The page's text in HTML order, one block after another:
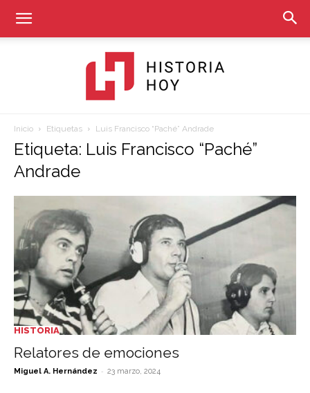
Historia
Hoy
Inicio Etiquetas Luis Francisco “Paché” Andrade
Etiqueta: Luis Francisco “Paché”
Andrade
HISTORIA
Relatores de emociones
Miguel A. Hernández - 23 marzo, 2024